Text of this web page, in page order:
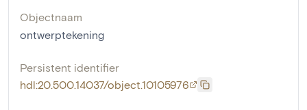
Objectnaam
ontwerptekening
Persistent identifier
hdl:20.500.14037/object.10105976